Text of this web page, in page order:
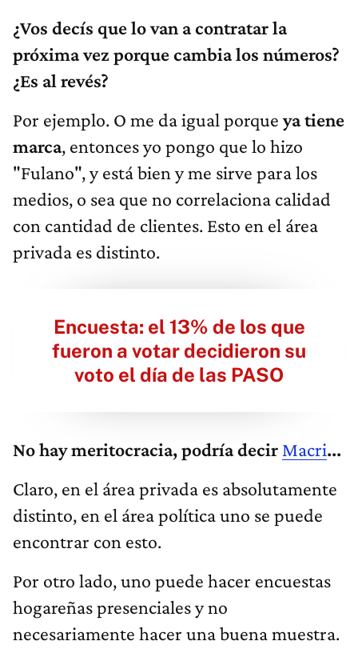
¿Vos decís que lo van a contratar la
próxima vez porque cambia los números?
¿Es al revés?
Por ejemplo. O me da igual porque ya tiene
marca, entonces yo pongo que lo hizo
"Fulano", y está bien y me sirve para los
medios, o sea que no correlaciona calidad
con cantidad de clientes. Esto en el área
privada es distinto.
Encuesta: el 13% de los que
fueron a votar decidieron su
voto el día de las PASO
No hay meritocracia, podría decir Macri...
Claro, en el área privada es absolutamente
distinto, en el área política uno se puede
encontrar con esto.
Por otro lado, uno puede hacer encuestas
hogareñas presenciales y no
necesariamente hacer una buena muestra.